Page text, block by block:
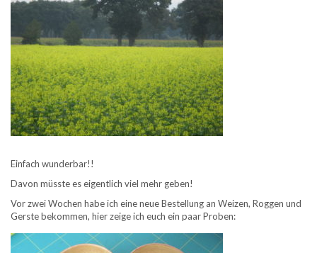
Einfach wunderbar!!
Davon müsste es eigentlich viel mehr geben!
Vor zwei Wochen habe ich eine neue Bestellung an Weizen, Roggen und
Gerste bekommen, hier zeige ich euch ein paar Proben: